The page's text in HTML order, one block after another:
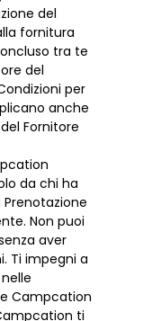
del
fornitura
tra te
del
per
anche
Fornitore
da chi ha
Non puoi
aver
Ti impegni a
Campcation
ti